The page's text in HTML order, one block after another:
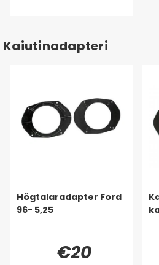
Kaiutinadapteri
Högtalaradapter Ford
96- 5,25
€20